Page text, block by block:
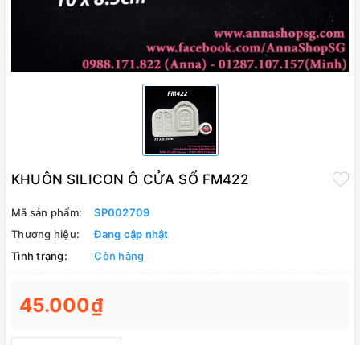
KHUÔN SILICON Ô CỬA SỔ FM422
Mã sản phẩm:
SP002709
Thương hiệu:
Đang cập nhật
Tình trạng:
Còn hàng
45.000₫